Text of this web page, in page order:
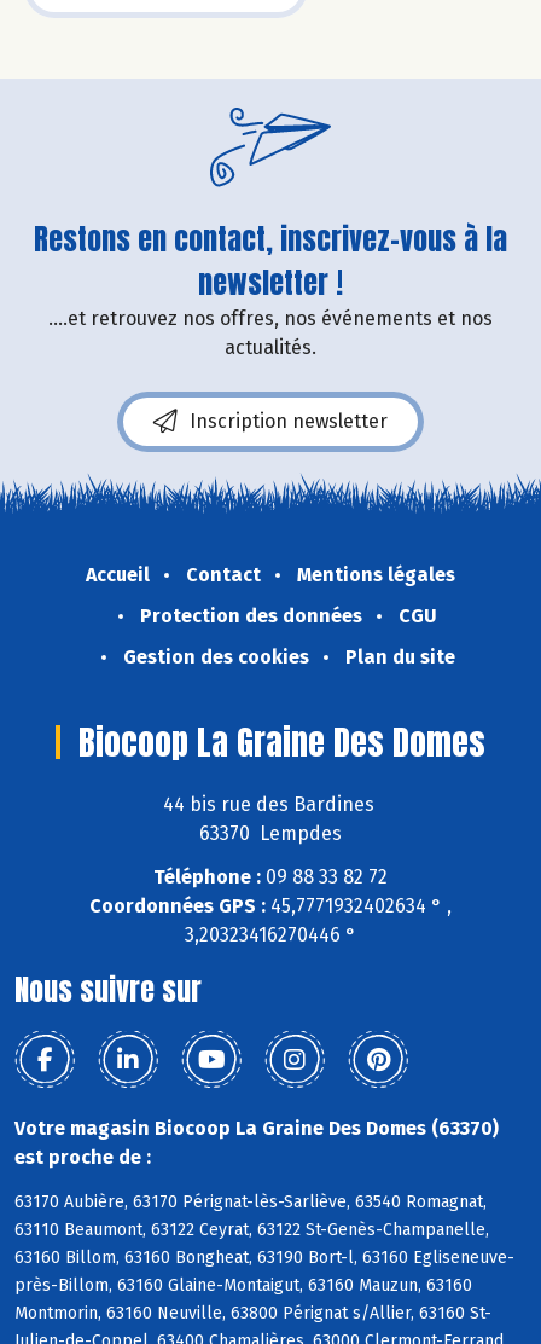
Restons en contact, inscrivez-vous à la
newsletter !
....et retrouvez nos offres, nos événements et nos
actualités.
Inscription newsletter
Accueil Contact
Mentions légales
Protection des données
CGU
Gestion des cookies
Plan du site
Biocoop La Graine Des Domes
44 bis rue des Bardines
63370 Lempdes
Téléphone : 09 88 33 82 72
Coordonnées GPS : 45,7771932402634 ° ,
3,20323416270446 °
Nous suivre sur
Votre magasin Biocoop La Graine Des Domes (63370)
est proche de :
63170 Aubière, 63170 Pérignat-lès-Sarliève, 63540 Romagnat,
63110 Beaumont, 63122 Ceyrat, 63122 St-Genès-Champanelle,
63160 Billom, 63160 Bongheat, 63190 Bort-l, 63160 Egliseneuve-
près-Billom, 63160 Glaine-Montaigut, 63160 Mauzun, 63160
Montmorin, 63160 Neuville, 63800 Pérignat s/Allier, 63160 St-